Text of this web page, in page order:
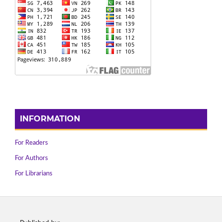
INFORMATION
For Readers
For Authors
For Librarians